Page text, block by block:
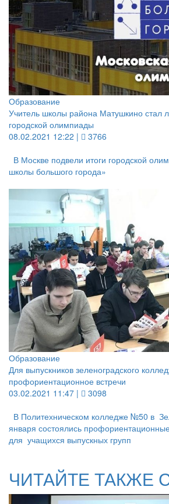
Образование
Учитель школы района Матушкино стал
городской олимпиады
08.02.2021 12:22 |
3766
В Москве подвели итоги городской
школы большого города»
Образование
Для выпускников зеленоградского
профориентационное встречи
03.02.2021 11:47 |
3098
В Политехническом колледже №50 в
января состоялись
для учащихся выпускных групп
ЧИТАЙТЕ ТАКЖЕ